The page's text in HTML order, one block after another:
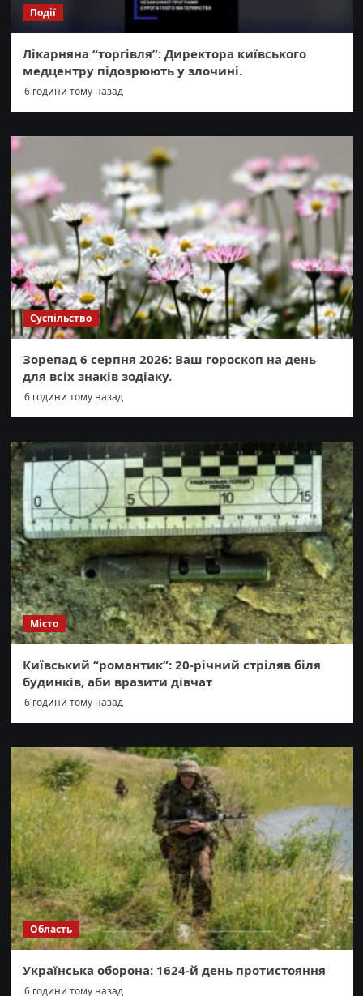
Події
Лікарняна “торгівля”: Директора київського
медцентру підозрюють у злочині.
6 години тому назад
Суспільство
Зорепад 6 серпня 2026: Ваш гороскоп на день
для всіх знаків зодіаку.
6 години тому назад
Місто
Київський “романтик”: 20-річний стріляв біля
будинків, аби вразити дівчат
6 години тому назад
Область
Українська оборона: 1624-й день протистояння
6 години тому назад